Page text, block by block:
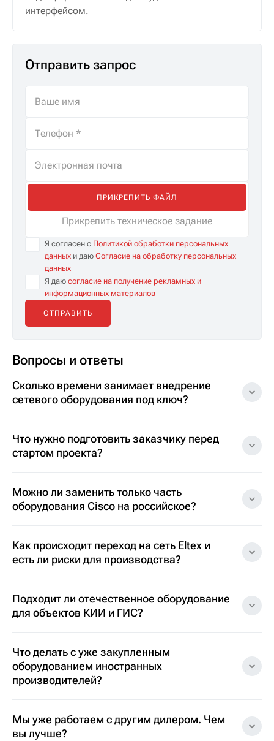
интерфейсом.
Отправить запрос
ПРИКРЕПИТЬ ФАЙЛ
Прикрепить техническое задание
Я согласен с Политикой обработки персональных
данных и даю Согласие на обработку персональных
данных
Я даю согласие на получение рекламных и
информационных материалов
Вопросы и ответы
Сколько времени занимает внедрение
сетевого оборудования под ключ?
Что нужно подготовить заказчику перед
стартом проекта?
Можно ли заменить только часть
оборудования Cisco на российское?
Как происходит переход на сеть Eltex и
есть ли риски для производства?
Подходит ли отечественное оборудование
для объектов КИИ и ГИС?
Что делать с уже закупленным
оборудованием иностранных
производителей?
Мы уже работаем с другим дилером. Чем
вы лучше?